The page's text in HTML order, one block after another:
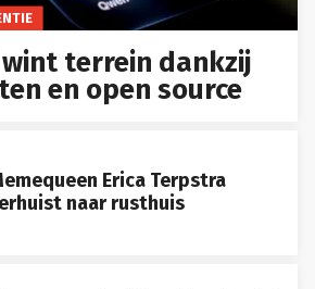
wint terrein dankzij
en open source
Erica Terpstra
naar rusthuis